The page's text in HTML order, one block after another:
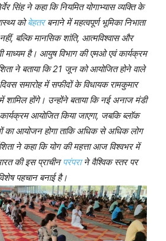
सिंह ने कहा कि नियमित योगाभ्यास व्यक्ति के
कोबेहतरबनाने में महत्वपूर्ण भूमिका निभाता
बल्कि मानसिक शांति, आत्मविश्वास और
माध्यम है। आयुष विभाग की एमओ एवं कार्यक्रम
ने बताया कि 21 जून को आयोजित होने वाले
समारोह में सफीदों के विधायक रामकुमार
होंगे। उन्होंने बताया कि नई अनाज मंडी
आयोजित किया जाएगा, जबकि ब्लॉक
का आयोजन होगा ताकि अधिक से अधिक लोग
ने कहा कि योग की महत्ता आज विश्वभर में
की इस प्राचीनपरंपराने वैश्विक स्तर पर
पहचान बनाई है।